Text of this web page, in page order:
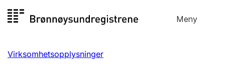
til
Meny
Registersøk
Aksjeselskap
Virksomhetsopplysninger